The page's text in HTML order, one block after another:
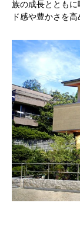
族の成長ととも
ド感や豊かさを